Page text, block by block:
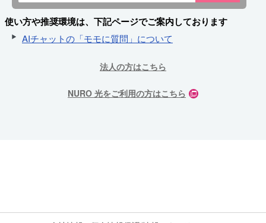
使い方や推奨環境は、下記ページでご案内しております
AIチャットの「モモに質問」について
法人の方はこちら
NURO 光をご利用の方はこちら